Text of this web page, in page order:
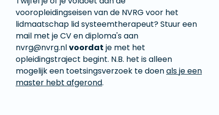
vooropleidingseisen van de NVRG voor het
lidmaatschap lid systeemtherapeut? Stuur een
mail met je CV en diploma's aan
nvrg@nvrg.nlvoordat je met het
opleidingstraject begint. N.B. het is alleen
mogelijk een toetsingsverzoek te doenals je een
master hebt afgerond.